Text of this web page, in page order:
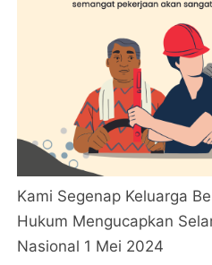
Kami Segenap Keluarga
Hukum Mengucapkan
Nasional 1 Mei 2024